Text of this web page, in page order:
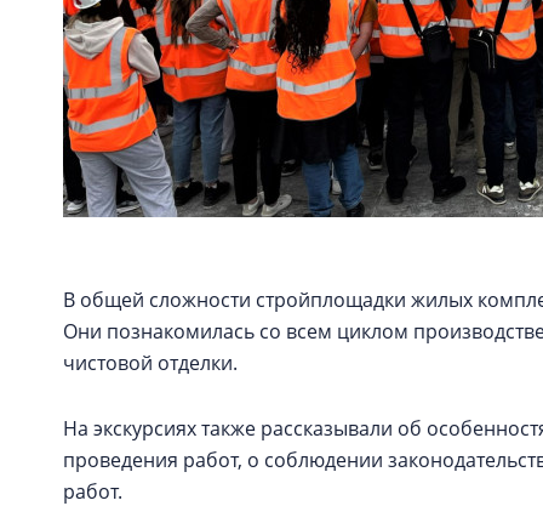
В общей сложности стройплощадки жилых
Они познакомилась со всем циклом
чистовой отделки.
На экскурсиях также рассказывали об
проведения работ, о соблюдении
работ.